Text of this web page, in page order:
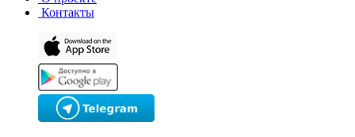
Контакты